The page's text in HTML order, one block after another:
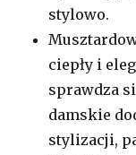
stylowo.
ciepły i
sprawdza
damskie
stylizacji,